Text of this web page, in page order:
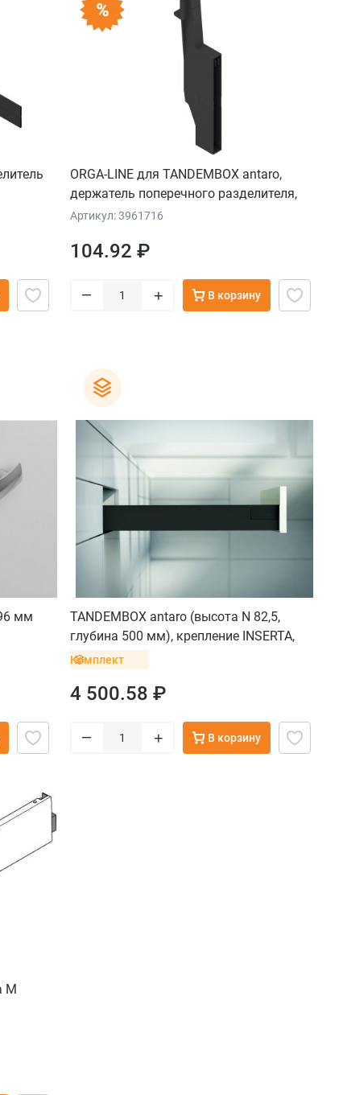
ORGA-LINE для TANDEMBOX antaro,
держатель поперечного разделителя,
высота D, черн.
Артикул: 3961716
104.92 ₽
– + В корзину
мм
TANDEMBOX antaro (высота N 82,5,
глубина 500 мм), крепление INSERTA,
черный
Комплект
4 500.58 ₽
– + В корзину
М